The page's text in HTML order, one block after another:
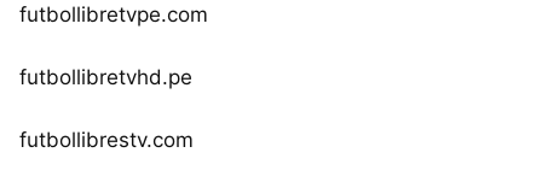
futbollibretvpe.com
futbollibretvhd.pe
futbollibrestv.com